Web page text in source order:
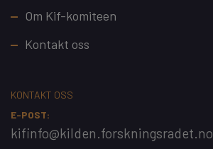
Footer
Om Kif-komiteen
Kontakt oss
KONTAKT OSS
E-POST:
kifinfo@kilden.forskningsradet.no